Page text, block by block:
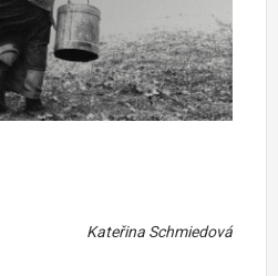
Kateřina Schmiedová